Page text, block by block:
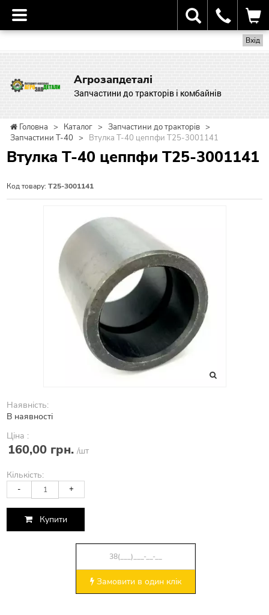
Вхід
Агрозапдеталі
Запчастини до тракторів і комбайнів
Головна > Каталог > Запчастини до тракторів >
Запчастини Т-40 > Втулка Т-40 цеппфи Т25-3001141
Втулка Т-40 цеппфи Т25-3001141
Код товару: Т25-3001141
Наявність:
В наявності
Ціна :
160,00 грн. /шт
Кількість:
- +
Купити
Замовити в один клік